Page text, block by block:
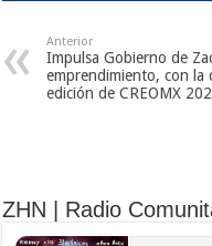
Anterior
Impulsa Gobierno de
emprendimiento, con la
edición de CREOMX
ZHN | Radio